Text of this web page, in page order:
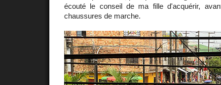
écouté le conseil de ma fille d'acquérir,
chaussures de marche.